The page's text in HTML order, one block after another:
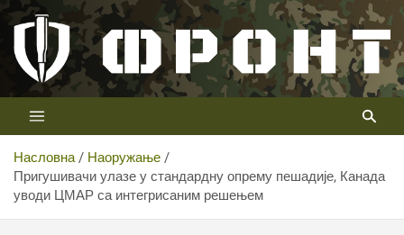
Скип
цонтент
Телевизија ФРОНТ
Први војни канал у Србији
Насловна
Наоружање
Пригушивачи улазе у стандардну опрему пешадије, Канада
уводи ЦМАР са интегрисаним решењем